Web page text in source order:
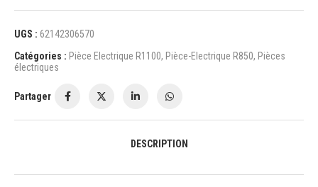
UGS : 62142306570
Catégories : Pièce Electrique R1100, Pièce-Electrique R850, Pièces
électriques
Partager
DESCRIPTION